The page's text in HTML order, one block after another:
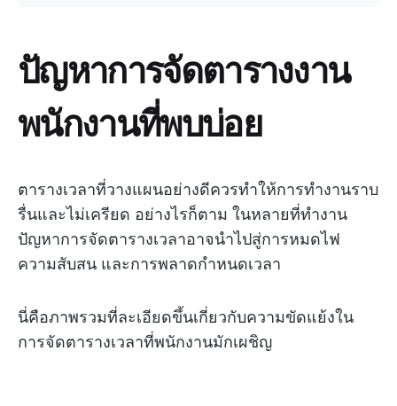
ปัญหาการจัดตารางงาน
พนักงานที่พบบ่อย
ตารางเวลาที่วางแผนอย่างดีควรทำให้การทำงานราบ
รื่นและไม่เครียด อย่างไรก็ตาม ในหลายที่ทำงาน
ปัญหาการจัดตารางเวลาอาจนำไปสู่การหมดไฟ
ความสับสน และการพลาดกำหนดเวลา
นี่คือภาพรวมที่ละเอียดขึ้นเกี่ยวกับความขัดแย้งใน
การจัดตารางเวลาที่พนักงานมักเผชิญ